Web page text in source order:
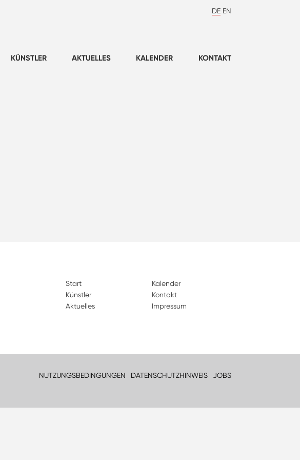
DE EN
KÜNSTLER AKTUELLES KALENDER KONTAKT
Start
Künstler
Aktuelles
Kalender
Kontakt
Impressum
NUTZUNGSBEDINGUNGEN DATENSCHUTZHINWEIS JOBS